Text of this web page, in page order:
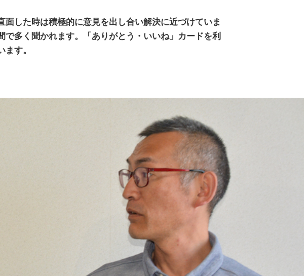
した時は積極的に意見を出し合い解決に近づけていま
多く聞かれます。「ありがとう・いいね」カードを利
す。